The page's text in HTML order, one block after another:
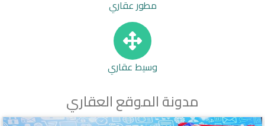
مطور عقاري
وسيط عقاري
مدونة الموقع العقاري